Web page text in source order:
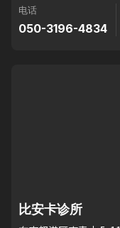
电话
050-3196-4834
比安卡诊所